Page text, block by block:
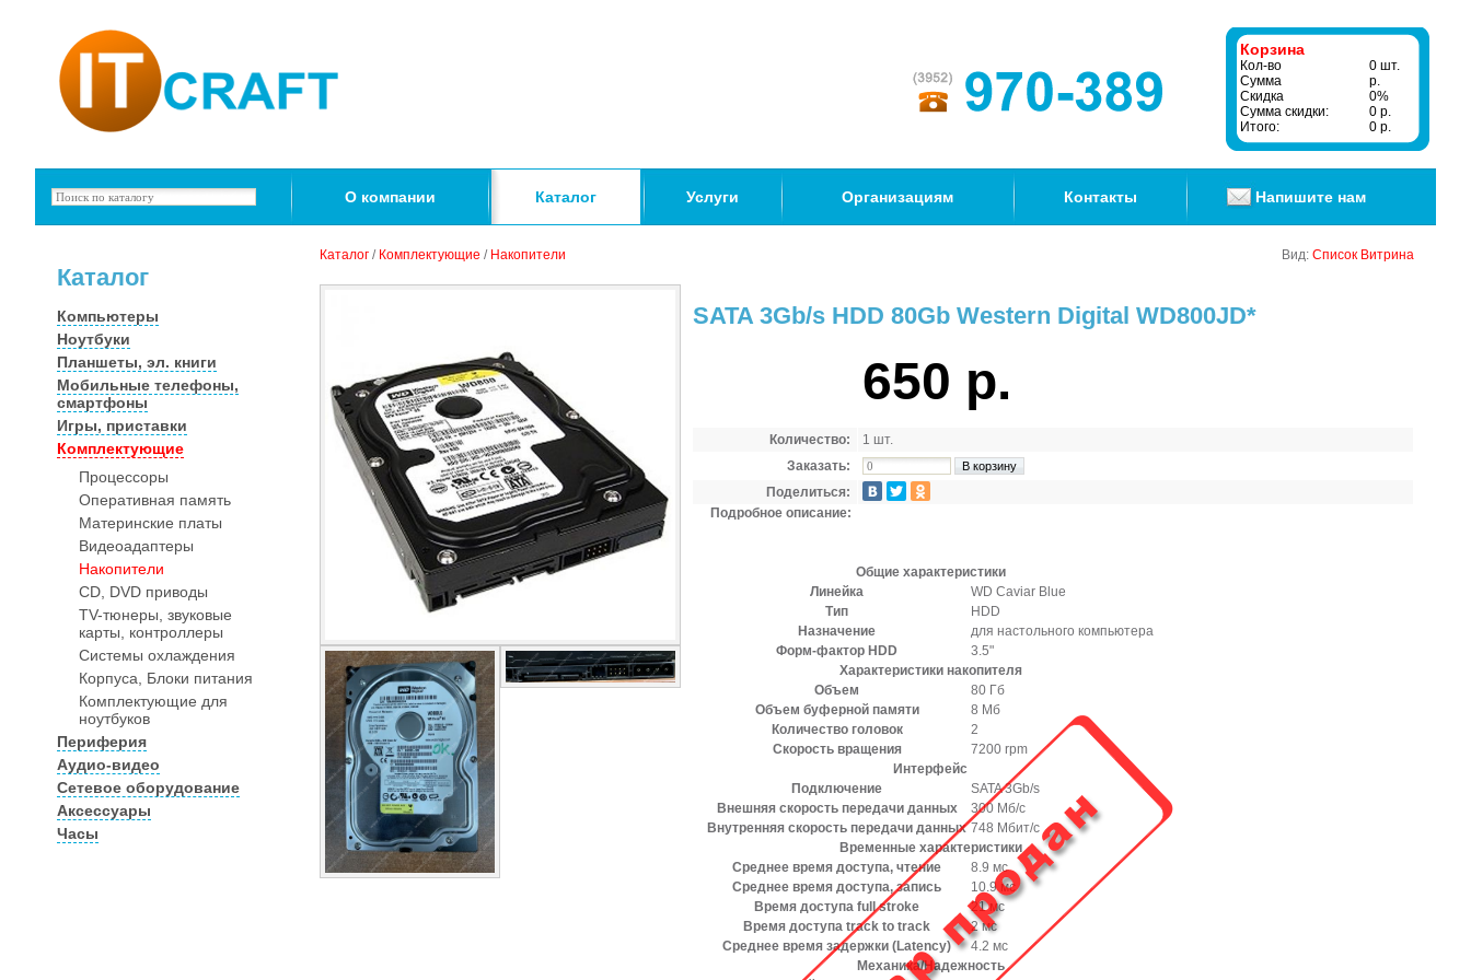
Корзина
Кол-во
0 шт.
Сумма
р.
Скидка
0%
Сумма скидки:
0 р.
Итого:
0 р.
О компании Каталог Услуги Организациям Контакты Напишите нам
Каталог
Компьютеры
Ноутбуки
Планшеты, эл. книги
Мобильные телефоны,
смартфоны
Игры, приставки
Комплектующие
Процессоры
Оперативная память
Материнские платы
Видеоадаптеры
Накопители
CD, DVD приводы
TV-тюнеры, звуковые
карты, контроллеры
Системы охлаждения
Корпуса, Блоки питания
Комплектующие для
ноутбуков
Периферия
Аудио-видео
Сетевое оборудование
Аксессуары
Часы
Каталог / Комплектующие / Накопители Вид: Список Витрина
SATA 3Gb/s HDD 80Gb Western Digital WD800JD*
650 р.
Количество:
1 шт.
Заказать:
Поделиться:
Подробное описание:
Общие характеристики
Линейка
WD Caviar Blue
Тип
HDD
Назначение
для настольного компьютера
Форм-фактор HDD
3.5"
Характеристики накопителя
Объем
80 Гб
Объем буферной памяти
8 Мб
Количество головок
2
Скорость вращения
7200 rpm
Интерфейс
Подключение
SATA 3Gb/s
Внешняя скорость передачи данных
300 Мб/с
Внутренняя скорость передачи данных 748 Мбит/с
Временные характеристики
Среднее время доступа, чтение
8.9 мс
Среднее время доступа, запись
10.9 мс
Время доступа full stroke
21 мс
Время доступа track to track
2 мс
Среднее время задержки (Latency)
4.2 мс
Механика/Надежность